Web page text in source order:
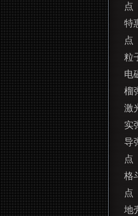
点
特
点
粒
电
榴
激
实
导
点
格
点
地